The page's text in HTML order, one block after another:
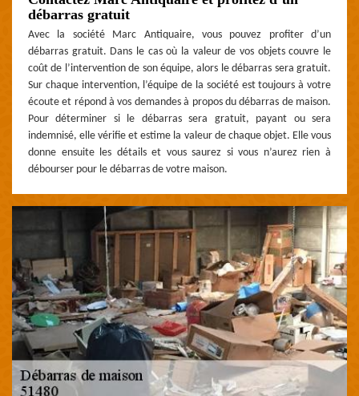
débarras gratuit
Avec la société Marc Antiquaire, vous pouvez profiter d’un
débarras gratuit. Dans le cas où la valeur de vos objets couvre le
coût de l’intervention de son équipe, alors le débarras sera gratuit.
Sur chaque intervention, l’équipe de la société est toujours à votre
écoute et répond à vos demandes à propos du débarras de maison.
Pour déterminer si le débarras sera gratuit, payant ou sera
indemnisé, elle vérifie et estime la valeur de chaque objet. Elle vous
donne ensuite les détails et vous saurez si vous n’aurez rien à
débourser pour le débarras de votre maison.